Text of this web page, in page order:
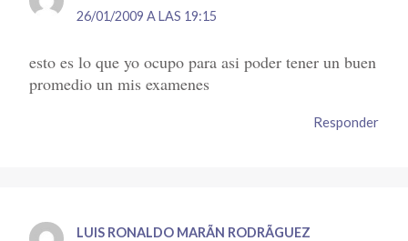
26/01/2009 A LAS 19:15
esto es lo que yo ocupo para asi poder tener un buen
promedio un mis examenes
Responder
LUIS RONALDO MARÃ­N RODRÃ­GUEZ